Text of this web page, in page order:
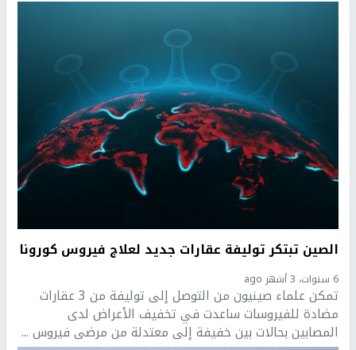
الصين تبتكر توليفة عقارات جديد لعلاج فيروس كورونا
6 سنوات، 3 أشهر ago
تمكن علماء صينيون من التوصل إلى توليفة من 3 عقارات
مضادة للفيروسات ساعدت في تخفيف الأعراض لدى
المصابين بحالات بين خفيفة إلى معتدلة من مرضى فيروس ...